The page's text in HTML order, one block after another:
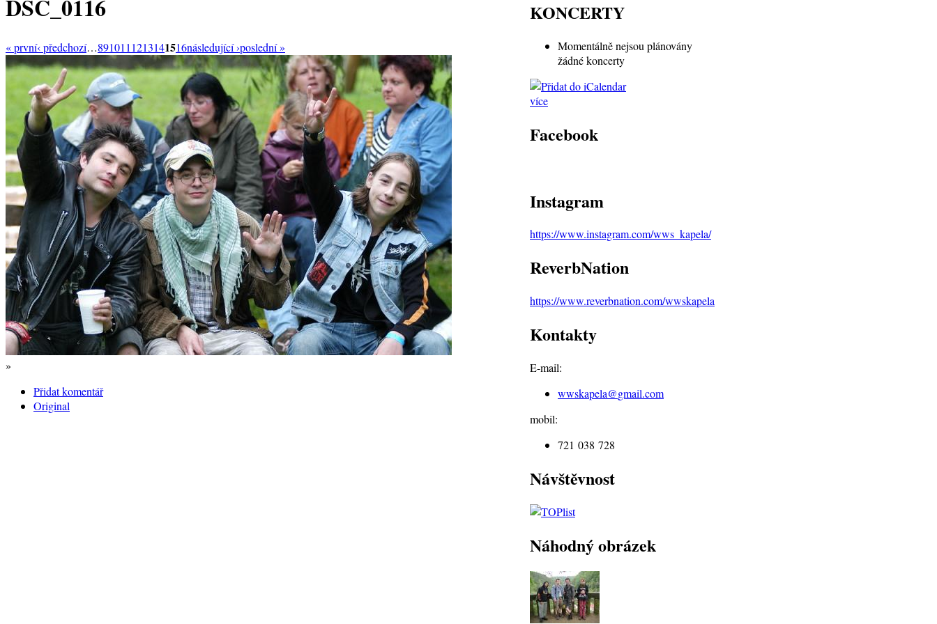
DSC_0116
« první‹ předchozí…891011 1213141516následující ›poslední »
»
Přidat komentář
Original
KONCERTY
Momentálně nejsou plánovány
žádné koncerty
více
Facebook
Instagram
https://www.instagram.com/wws_kapela/
ReverbNation
https://www.reverbnation.com/wwskapela
Kontakty
E-mail:
wwskapela@gmail.com
mobil:
721 038 728
Návštěvnost
Náhodný obrázek